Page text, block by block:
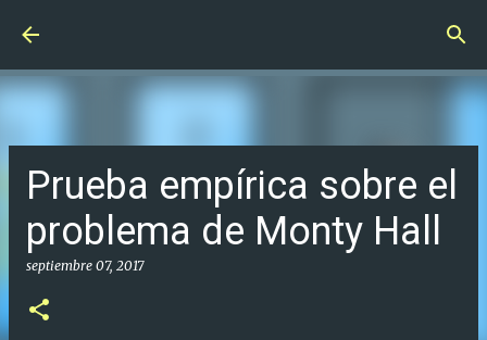
Prueba empírica sobre el
problema de Monty Hall
septiembre 07, 2017